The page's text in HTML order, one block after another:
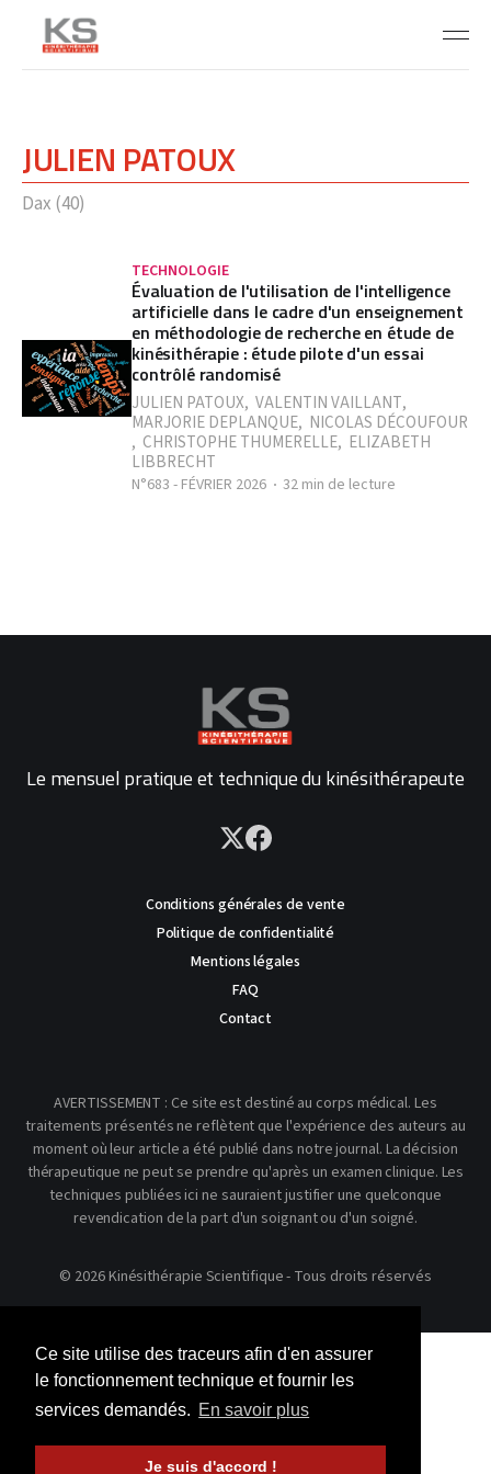
Ce site utilise des traceurs afin d'en assurer
le fonctionnement technique et fournir les
services demandés. En savoir plus
Je suis d'accord !
JULIEN PATOUX
Dax (40)
TECHNOLOGIE
Évaluation de l'utilisation de l'intelligence
artificielle dans le cadre d'un enseignement
en méthodologie de recherche en étude de
kinésithérapie : étude pilote d'un essai
contrôlé randomisé
JULIEN PATOUX, VALENTIN VAILLANT,
MARJORIE DEPLANQUE, NICOLAS DÉCOUFOUR
, CHRISTOPHE THUMERELLE, ELIZABETH
LIBBRECHT
N°683 - FÉVRIER 2026 32 min de lecture
Le mensuel pratique et technique du kinésithérapeute
Conditions générales de vente
Politique de confidentialité
Mentions légales
FAQ
Contact
AVERTISSEMENT : Ce site est destiné au corps médical. Les
traitements présentés ne reflètent que l'expérience des auteurs au
moment où leur article a été publié dans notre journal. La décision
thérapeutique ne peut se prendre qu'après un examen clinique. Les
techniques publiées ici ne sauraient justifier une quelconque
revendication de la part d'un soignant ou d'un soigné.
© 2026 Kinésithérapie Scientifique - Tous droits réservés